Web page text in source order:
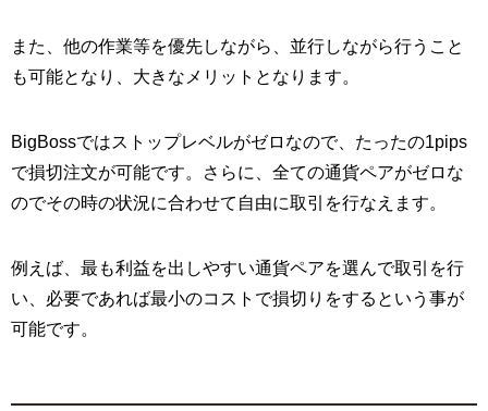
また、他の作業等を優先しながら、並行しながら行うこと
も可能となり、大きなメリットとなります。
BigBossではストップレベルがゼロなので、たったの1pips
で損切注文が可能です。さらに、全ての通貨ペアがゼロな
のでその時の状況に合わせて自由に取引を行なえます。
例えば、最も利益を出しやすい通貨ペアを選んで取引を行
い、必要であれば最小のコストで損切りをするという事が
可能です。